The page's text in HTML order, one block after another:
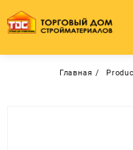
содержимому
Главная